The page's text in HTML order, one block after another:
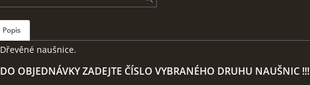
Popis
Dřevěné naušnice.
DO OBJEDNÁVKY ZADEJTE ČÍSLO VYBRANÉHO DRUHU NAUŠNIC !!!